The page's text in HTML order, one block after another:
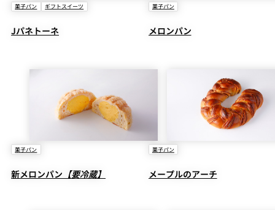
菓子パン ギフトスイーツ
Jパネトーネ
菓子パン
メロンパン
菓子パン
新メロンパン 【要冷蔵】
菓子パン
メープルのアーチ